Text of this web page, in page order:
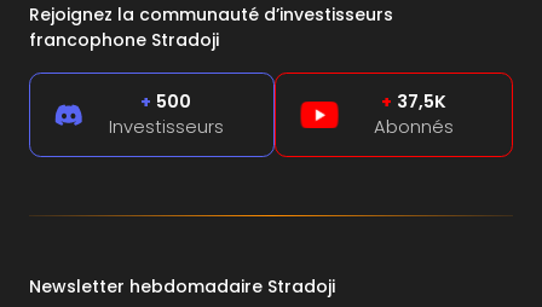
Rejoignez la communauté d’investisseurs
francophone Stradoji
+ 500
Investisseurs
+ 37,5K
Abonnés
Newsletter hebdomadaire Stradoji